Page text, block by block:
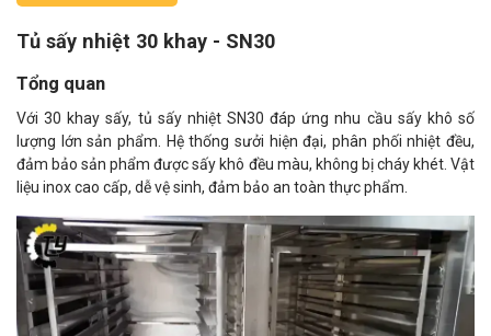
Tủ sấy nhiệt 30 khay - SN30
Tổng quan
Với 30 khay sấy, tủ sấy nhiệt SN30 đáp ứng nhu cầu sấy khô số
lượng lớn sản phẩm. Hệ thống sưởi hiện đại, phân phối nhiệt đều,
đảm bảo sản phẩm được sấy khô đều màu, không bị cháy khét. Vật
liệu inox cao cấp, dễ vệ sinh, đảm bảo an toàn thực phẩm.